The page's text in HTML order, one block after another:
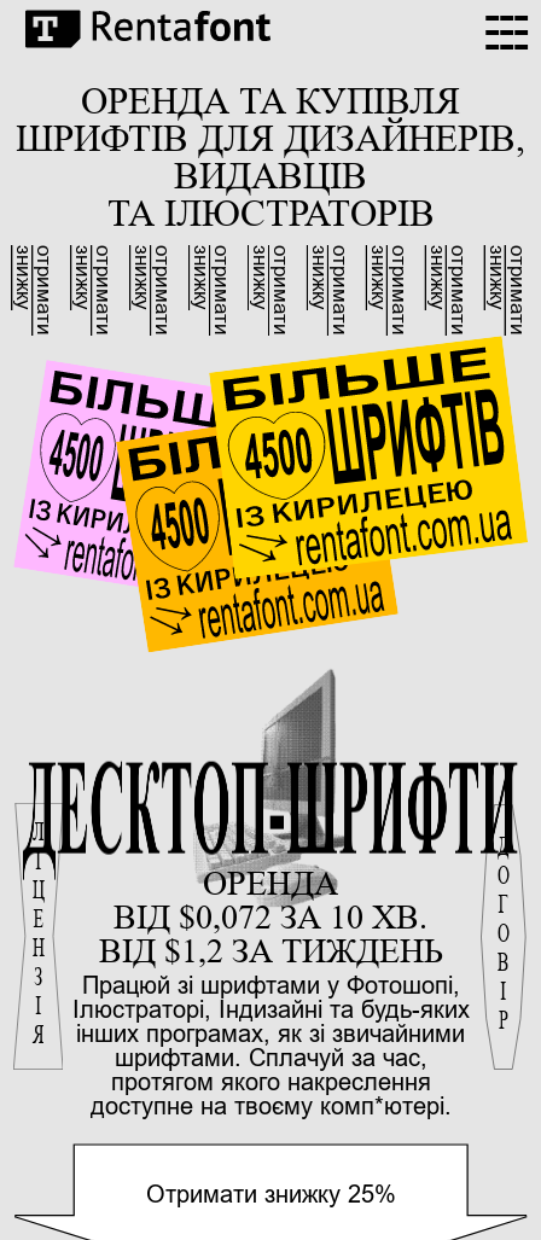
---
---
---
ОРЕНДА ТА КУПІВЛЯ
ШРИФТІВ ДЛЯ ДИЗАЙНЕРІВ,
ВИДАВЦІВ
ТА ІЛЮСТРАТОРІВ
отримати
знижку отримати
знижку отримати
знижку отримати
знижку отримати
знижку отримати
знижку отримати
знижку отримати
знижку отримати
знижку
ЛІЦЕНЗІЯ
ДЕСКТОП-ШРИФТИ
ОРЕНДА
ВІД $0,072 ЗА 10 ХВ.
ВІД $1,2 ЗА ТИЖДЕНЬ
Працюй зі шрифтами у Фотошопі,
Ілюстраторі, Індизайні та будь-яких
інших програмах, як зі звичайними
шрифтами. Сплачуй за час,
протягом якого накреслення
доступне на твоєму комп*ютері.
ДОГОВІР
Отримати знижку 25%